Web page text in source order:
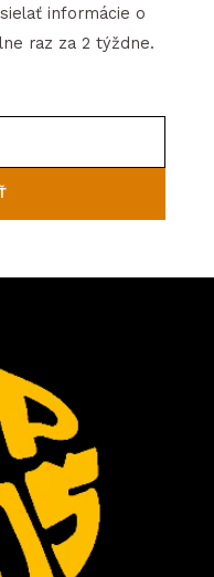
informácie o
raz za 2 týždne.